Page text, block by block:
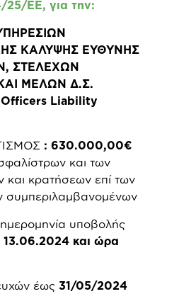
25/ΕΕ, για την:
ΚΑΛΥΨΗΣ ΕΥΘΥΝΗΣ
ΣΤΕΛΕΧΩΝ
MEΛΩΝ Δ.Σ.
Liability
: 630.000,00€
και των
και κρατήσεων επί των
συμπεριλαμβανομένων
υποβολής
13.06.2024 και ώρα
έως 31/05/2024